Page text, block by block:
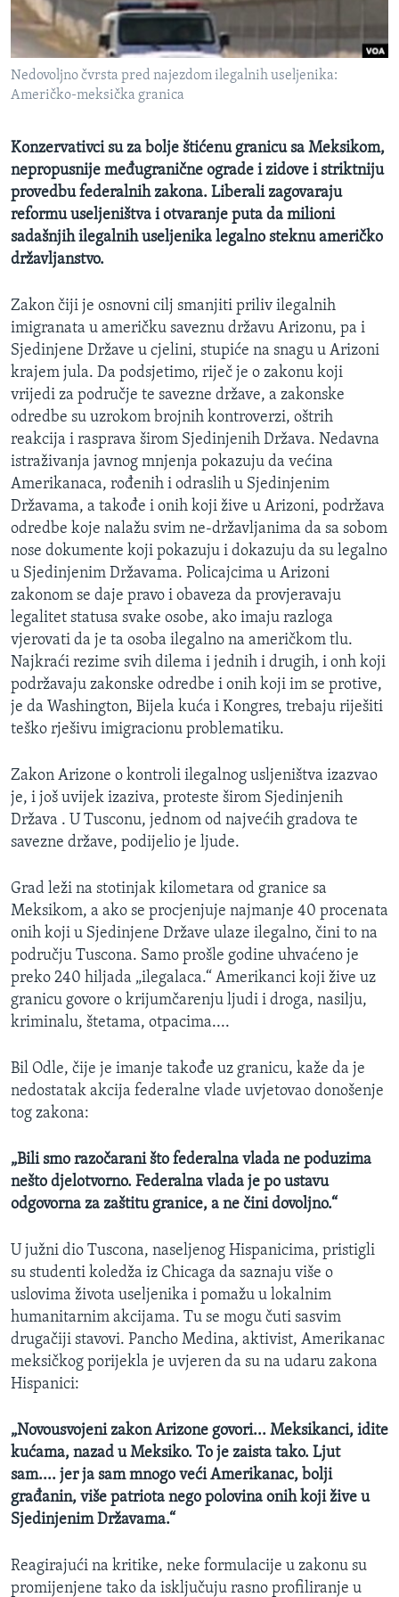
MAGAZIN
O GLASU AMERIKE
Learning English
PRATITE NAS
Jezici
Nedovoljno čvrsta pred najezdom ilegalnih useljenika:
Američko-meksička granica
Konzervativci su za bolje štićenu granicu sa Meksikom,
nepropusnije međugranične ograde i zidove i striktniju
provedbu federalnih zakona. Liberali zagovaraju
reformu useljeništva i otvaranje puta da milioni
sadašnjih ilegalnih useljenika legalno steknu američko
državljanstvo.
Zakon čiji je osnovni cilj smanjiti priliv ilegalnih
imigranata u američku saveznu državu Arizonu, pa i
Sjedinjene Države u cjelini, stupiće na snagu u Arizoni
krajem jula. Da podsjetimo, riječ je o zakonu koji
vrijedi za područje te savezne države, a zakonske
odredbe su uzrokom brojnih kontroverzi, oštrih
reakcija i rasprava širom Sjedinjenih Država. Nedavna
istraživanja javnog mnjenja pokazuju da većina
Amerikanaca, rođenih i odraslih u Sjedinjenim
Državama, a takođe i onih koji žive u Arizoni, podržava
odredbe koje nalažu svim ne-državljanima da sa sobom
nose dokumente koji pokazuju i dokazuju da su legalno
u Sjedinjenim Državama. Policajcima u Arizoni
zakonom se daje pravo i obaveza da provjeravaju
legalitet statusa svake osobe, ako imaju razloga
vjerovati da je ta osoba ilegalno na američkom tlu.
Najkraći rezime svih dilema i jednih i drugih, i onh koji
podržavaju zakonske odredbe i onih koji im se protive,
je da Washington, Bijela kuća i Kongres, trebaju riješiti
teško rješivu imigracionu problematiku.
Zakon Arizone o kontroli ilegalnog usljeništva izazvao
je, i još uvijek izaziva, proteste širom Sjedinjenih
Država . U Tusconu, jednom od najvećih gradova te
savezne države, podijelio je ljude.
Grad leži na stotinjak kilometara od granice sa
Meksikom, a ako se procjenjuje najmanje 40 procenata
onih koji u Sjedinjene Države ulaze ilegalno, čini to na
području Tuscona. Samo prošle godine uhvaćeno je
preko 240 hiljada „ilegalaca.“ Amerikanci koji žive uz
granicu govore o krijumčarenju ljudi i droga, nasilju,
kriminalu, štetama, otpacima....
Bil Odle, čije je imanje takođe uz granicu, kaže da je
nedostatak akcija federalne vlade uvjetovao donošenje
tog zakona:
„Bili smo razočarani što federalna vlada ne poduzima
nešto djelotvorno. Federalna vlada je po ustavu
odgovorna za zaštitu granice, a ne čini dovoljno.“
U južni dio Tuscona, naseljenog Hispanicima, pristigli
su studenti koledža iz Chicaga da saznaju više o
uslovima života useljenika i pomažu u lokalnim
humanitarnim akcijama. Tu se mogu čuti sasvim
drugačiji stavovi. Pancho Medina, aktivist, Amerikanac
meksičkog porijekla je uvjeren da su na udaru zakona
Hispanici:
„Novousvojeni zakon Arizone govori... Meksikanci, idite
kućama, nazad u Meksiko. To je zaista tako. Ljut
sam.... jer ja sam mnogo veći Amerikanac, bolji
građanin, više patriota nego polovina onih koji žive u
Sjedinjenim Državama.“
Reagirajući na kritike, neke formulacije u zakonu su
promijenjene tako da isključuju rasno profiliranje u